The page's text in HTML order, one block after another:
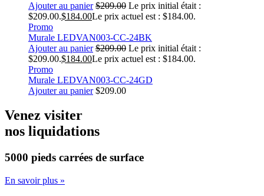
Ajouter au panier $209.00 Le prix initial était :
$209.00.$184.00Le prix actuel est : $184.00.
Promo
Murale LEDVAN003-CC-24BK
Ajouter au panier $209.00 Le prix initial était :
$209.00.$184.00Le prix actuel est : $184.00.
Promo
Murale LEDVAN003-CC-24GD
Ajouter au panier $209.00
Venez visiter
nos liquidations
5000 pieds carrées de surface
En savoir plus »